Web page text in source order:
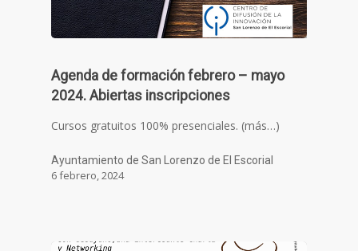
Agenda de formación febrero – mayo
2024. Abiertas inscripciones
Cursos gratuitos 100% presenciales. (más…)
Ayuntamiento de San Lorenzo de El Escorial
6 febrero, 2024